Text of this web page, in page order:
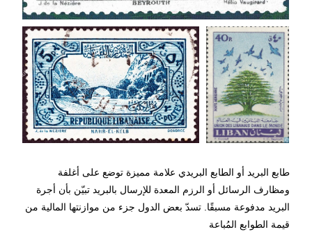
طابع البريد أو الطابع البريدي علامة مميزة توضع على أغلفة
ومظارف الرسائل أو الرزم المعدة للإرسال بالبريد تبيّن بأن أجرة
البريد مدفوعة مسبقًا. تسدّ بعض الدول جزء من موازنتها المالية من
قيمة الطوابع المُباعة